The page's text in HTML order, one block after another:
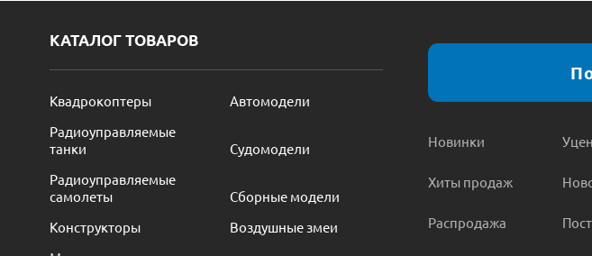
КАТАЛОГ ТОВАРОВ
Квадрокоптеры
Автомодели
Радиоуправляемые
танки
Судомодели
Радиоуправляемые
самолеты
Сборные модели
Конструкторы
Воздушные змеи
Новинки
Хиты продаж
Распродажа